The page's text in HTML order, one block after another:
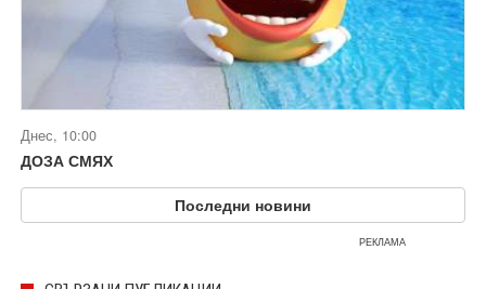
Днес, 10:00
ДОЗА СМЯХ
Последни новини
РЕКЛАМА